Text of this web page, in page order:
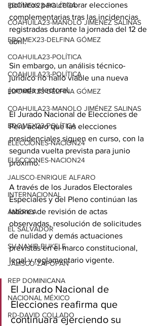
EDOMEX23-POLÍTICA
COAHUILA23-MANOLO JIMÉNEZ SALINAS
EDOMEX23-DELFINA GÓMEZ
COAHUILA23-POLÍTICA
COAHUILA23-POLÍTICA
EDOMEX23-DELFINA GÓMEZ
COAHUILA23-MANOLO JIMÉNEZ SALINAS
EDOMEX23-POLÍTICA
ELECCIONES-NACION24
ELECCIONES-NACION24
JALISCO-ENRIQUE ALFARO
INTERNACIONAL
AMÉRICA
EL SALVADOR
SV-NAYIB BUKELE
JALISCO-ZAPOPAN
REP DOMINICANA
NACIONAL MÉXICO
RD-DAVID COLLADO
políticos para celebrar elecciones
complementarias tras las incidencias
registradas durante la jornada del 12 de
abril.
Sin embargo, un análisis técnico-
jurídico no halló viable una nueva
jornada electoral.
El Jurado Nacional de Elecciones de
Perú aclaró que las elecciones
presidenciales siguen en curso, con la
segunda vuelta prevista para junio
próximo.
A través de los Jurados Electorales
Especiales y del Pleno continúan las
labores de revisión de actas
observadas, resolución de solicitudes
de nulidad y demás actuaciones
previstas en el marco constitucional,
legal y reglamentario vigente.
El Jurado Nacional de
Elecciones reafirma que
continuará ejerciendo su